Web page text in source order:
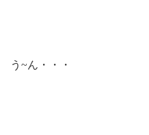
う~ん・・・